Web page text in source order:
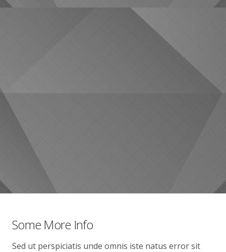
Some More Info
Sed ut perspiciatis unde omnis iste natus error sit